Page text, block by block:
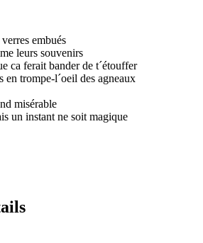
embués
leurs souvenirs
ca ferait bander de t´étouffer
en trompe-l´oeil des agneaux
misérable
un instant ne soit magique